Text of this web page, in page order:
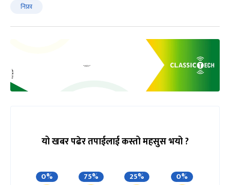
निफ्रा
यो खबर पढेर तपाईलाई कस्तो महसुस भयो ?
0% 75% 25% 0%